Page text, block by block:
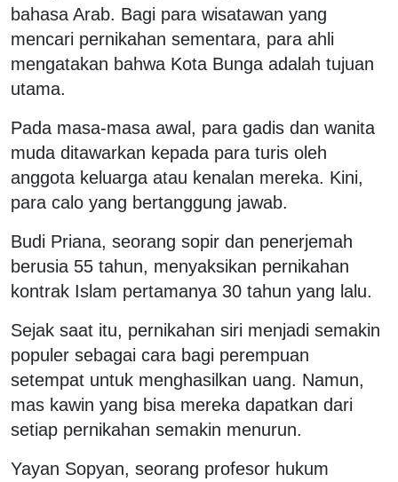
bahasa Arab. Bagi para wisatawan yang
mencari pernikahan sementara, para ahli
mengatakan bahwa Kota Bunga adalah tujuan
utama.
Pada masa-masa awal, para gadis dan wanita
muda ditawarkan kepada para turis oleh
anggota keluarga atau kenalan mereka. Kini,
para calo yang bertanggung jawab.
Budi Priana, seorang sopir dan penerjemah
berusia 55 tahun, menyaksikan pernikahan
kontrak Islam pertamanya 30 tahun yang lalu.
Sejak saat itu, pernikahan siri menjadi semakin
populer sebagai cara bagi perempuan
setempat untuk menghasilkan uang. Namun,
mas kawin yang bisa mereka dapatkan dari
setiap pernikahan semakin menurun.
Yayan Sopyan, seorang profesor hukum